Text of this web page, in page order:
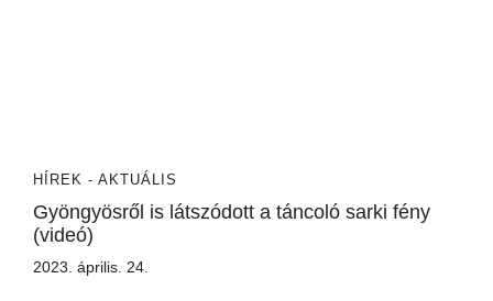
HÍREK - AKTUÁLIS
Gyöngyösről is látszódott a táncoló sarki fény
(videó)
2023. április. 24.